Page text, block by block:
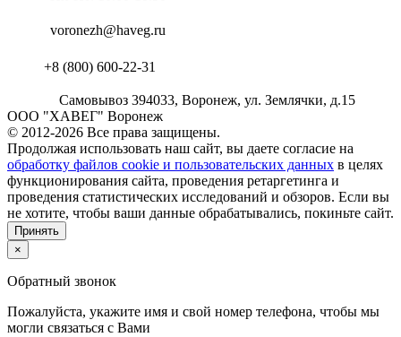
voronezh@haveg.ru
+8 (800) 600-22-31
Самовывоз 394033, Воронеж, ул. Землячки, д.15
ООО "ХАВЕГ" Воронеж
© 2012-2026 Все права защищены.
Продолжая использовать наш сайт, вы даете согласие на
обработку файлов cookie и пользовательских данных в целях
функционирования сайта, проведения ретаргетинга и
проведения статистических исследований и обзоров. Если вы
не хотите, чтобы ваши данные обрабатывались, покиньте сайт.
Принять
×
Обратный звонок
Пожалуйста, укажите имя и свой номер телефона, чтобы мы
могли связаться с Вами